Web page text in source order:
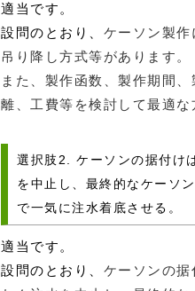
適当です。
設問のとおり、 ケーソン製作
吊り降し方式等があります。
また、製作函数、製作期間
離、工費等を検討して最適な
選択肢2. ケーソンの据付け
を中止し、最終的なケーソ
で一気に注水着底させる。
適当です。
設問のとおり、 ケーソンの